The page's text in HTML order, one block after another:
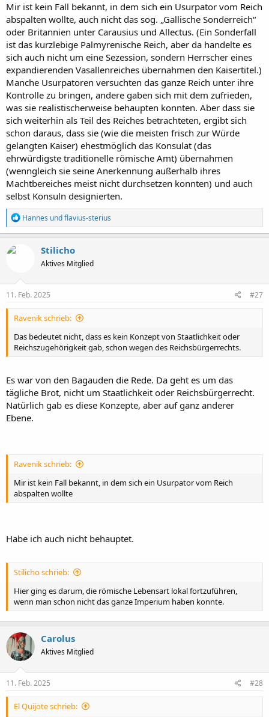
Mir ist kein Fall bekannt, in dem sich ein Usurpator vom Reich
abspalten wollte, auch nicht das sog. „Gallische Sonderreich“
oder Britannien unter Carausius und Allectus. (Ein Sonderfall
ist das kurzlebige Palmyrenische Reich, aber da handelte es
sich auch nicht um eine Sezession, sondern Herrscher eines
expandierenden Vasallenreiches übernahmen den Kaisertitel.)
Manche Usurpatoren versuchten das ganze Reich unter ihre
Kontrolle zu bringen, andere gaben sich mit dem zufrieden,
was sie realistischerweise behaupten konnten. Aber dass sie
sich weiterhin als Teil des Reiches betrachteten, ergibt sich
schon daraus, dass sie (wie die meisten frisch zur Würde
gelangten Kaiser) ehestmöglich das Konsulat (das
ehrwürdigste traditionelle römische Amt) übernahmen
(wenngleich sie seine Anerkennung außerhalb ihres
Machtbereiches meist nicht durchsetzen konnten) und auch
selbst Konsuln designierten.
R
e
a
n
e
Hannes undflavius-sterius
Stilicho
Aktives Mitglied
11. Feb. 2025 #27
Ravenik schrieb:
Das bedeutet nicht, dass es kein Konzept von Staatlichkeit oder
Reichszugehörigkeit gab, schon wegen des Reichsbürgerrechts.
Es war von den Bagauden die Rede. Da geht es um das
tägliche Brot, nicht um Staatlichkeit oder Reichsbürgerrecht.
Natürlich gab es diese Konzepte, aber auf ganz anderer
Ebene.
Ravenik schrieb:
Mir ist kein Fall bekannt, in dem sich ein Usurpator vom Reich
abspalten wollte
Habe ich auch nicht behauptet.
Stilicho schrieb:
Hier ging es darum, die römische Lebensart lokal fortzuführen,
wenn man schon nicht das ganze Imperium haben konnte.
Carolus
Aktives Mitglied
11. Feb. 2025 #28
El Quijote schrieb: